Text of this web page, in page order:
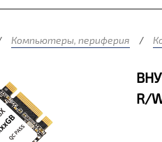
Компьютеры, периферия /
R/